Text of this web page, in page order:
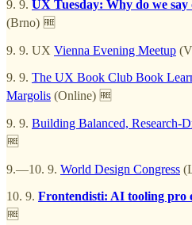
9. 9. UX Tuesday: Why do we
(Brno) 🆓
9. 9. UX Vienna Evening Meetup
9. 9. The UX Book Club Book
Margolis (Online) 🆓
9. 9. Building Balanced, Research-
🆓
9.—10. 9. World Design Congress
10. 9. Frontendisti: AI tooling pro
🆓